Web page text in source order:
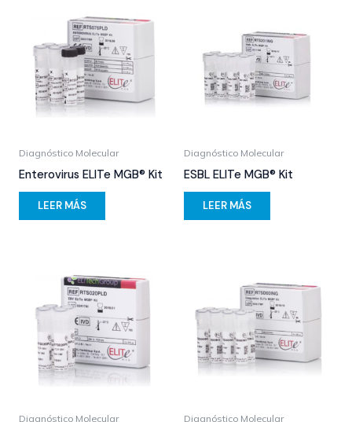
Diagnóstico Molecular
Enterovirus ELITe MGB® Kit
LEER MÁS
Diagnóstico Molecular
ESBL ELITe MGB® Kit
LEER MÁS
Diagnóstico Molecular Diagnóstico Molecular